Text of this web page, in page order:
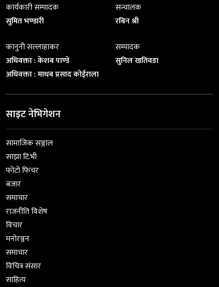
कार्यकारी सम्पादक
सुमित भण्डारी
सन्चालक
रबिन श्री
कानुनी सल्लाहाकर
अधिवक्ता : केशब पाण्डे
अधिवक्ता : माधब प्रसाद कोईराला
सम्पादक
सुनिल खतिवडा
साइट नेभिगेशन
सामाजिक सञ्जाल
साझा टि.भी
फोटो फिचर
बजार
समाचार
राजनीति विशेष
विचार
मनोरञ्जन
समाचार
विचित्र संसार
साहित्य